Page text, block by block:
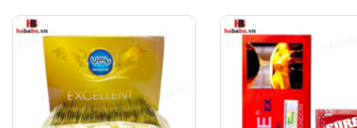
sẽ cảm nhận được sự tự nhiên, không hề có
cảm giác khó chịu khi sử dụng.
Đóng gói tiện lợi:Hộp 10 chiếc bao cao su
được đóng gói tiện lợi, dễ dàng mang theo và
bảo quản. Mỗi chiếc bao cao su đều được bọc